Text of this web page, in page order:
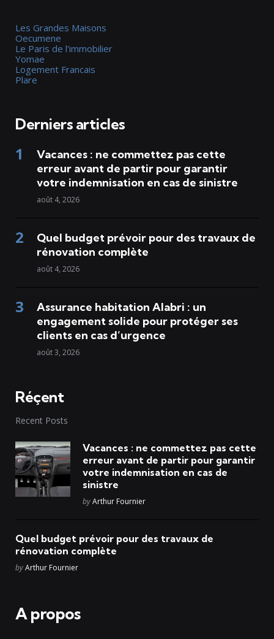
Les Grandes Maisons
Oecumene
Le Paris de l'immobilier
Yomae
Logement Francais
Plare
Derniers articles
Vacances : ne commettez pas cette
erreur avant de partir pour garantir
votre indemnisation en cas de sinistre
août 4, 2026
Quel budget prévoir pour des travaux de
rénovation complète
août 4, 2026
Assurance habitation Alabri : un
engagement solide pour protéger ses
clients en cas d’urgence
août 3, 2026
Réçent
Recent Posts
Vacances : ne commettez pas cette
erreur avant de partir pour garantir
votre indemnisation en cas de
sinistre
Posted
byArthur Fournier
Quel budget prévoir pour des travaux de
rénovation complète
Posted
byArthur Fournier
A propos